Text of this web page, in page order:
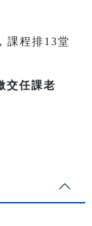
課程排13堂
交任課老